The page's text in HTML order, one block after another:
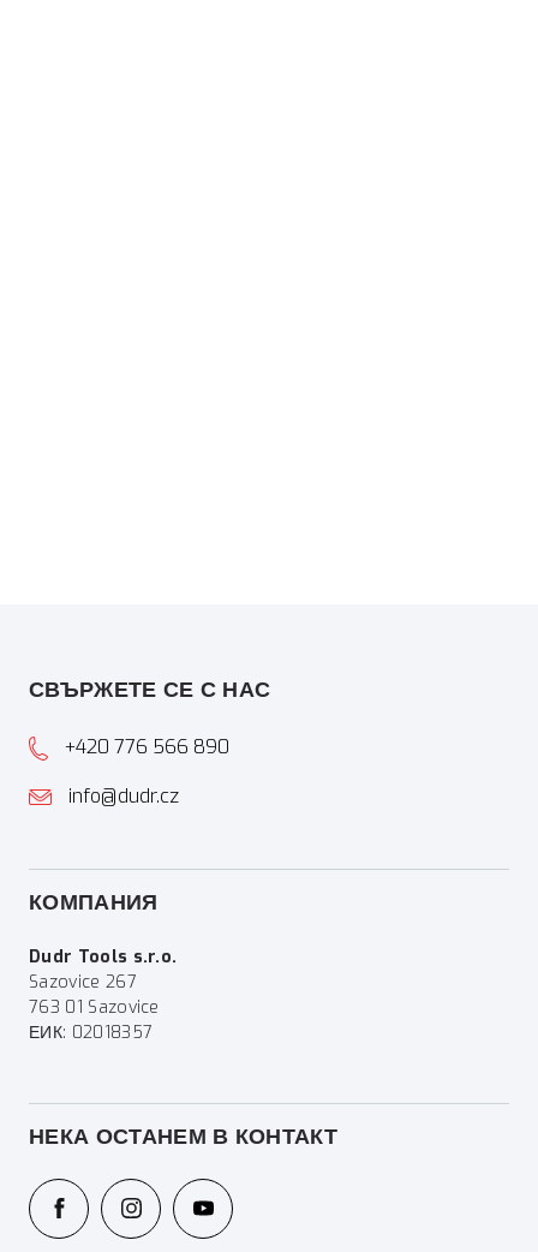
СВЪРЖЕТЕ СЕ С НАС
+420 776 566 890
info@dudr.cz
КОМПАНИЯ
Dudr Tools s.r.o.
Sazovice 267
763 01 Sazovice
ЕИК: 02018357
НЕКА ОСТАНЕМ В КОНТАКТ